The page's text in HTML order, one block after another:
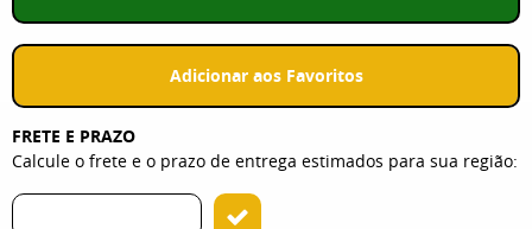
Adicionar aos Favoritos
FRETE E PRAZO
Calcule o frete e o prazo de entrega estimados para sua região: